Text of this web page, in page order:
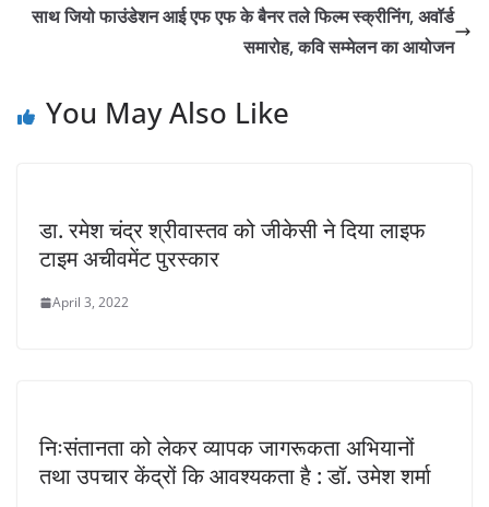
साथ जियो फाउंडेशन आई एफ एफ के बैनर तले फिल्म स्क्रीनिंग, अवॉर्ड
समारोह, कवि सम्मेलन का आयोजन
You May Also Like
डा. रमेश चंद्र श्रीवास्तव को जीकेसी ने दिया लाइफ
टाइम अचीवमेंट पुरस्कार
April 3, 2022
निःसंतानता को लेकर व्यापक जागरूकता अभियानों
तथा उपचार केंद्रों कि आवश्यकता है : डॉ. उमेश शर्मा